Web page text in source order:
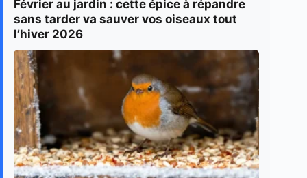
Février au jardin : cette épice à répandre
sans tarder va sauver vos oiseaux tout
l’hiver 2026